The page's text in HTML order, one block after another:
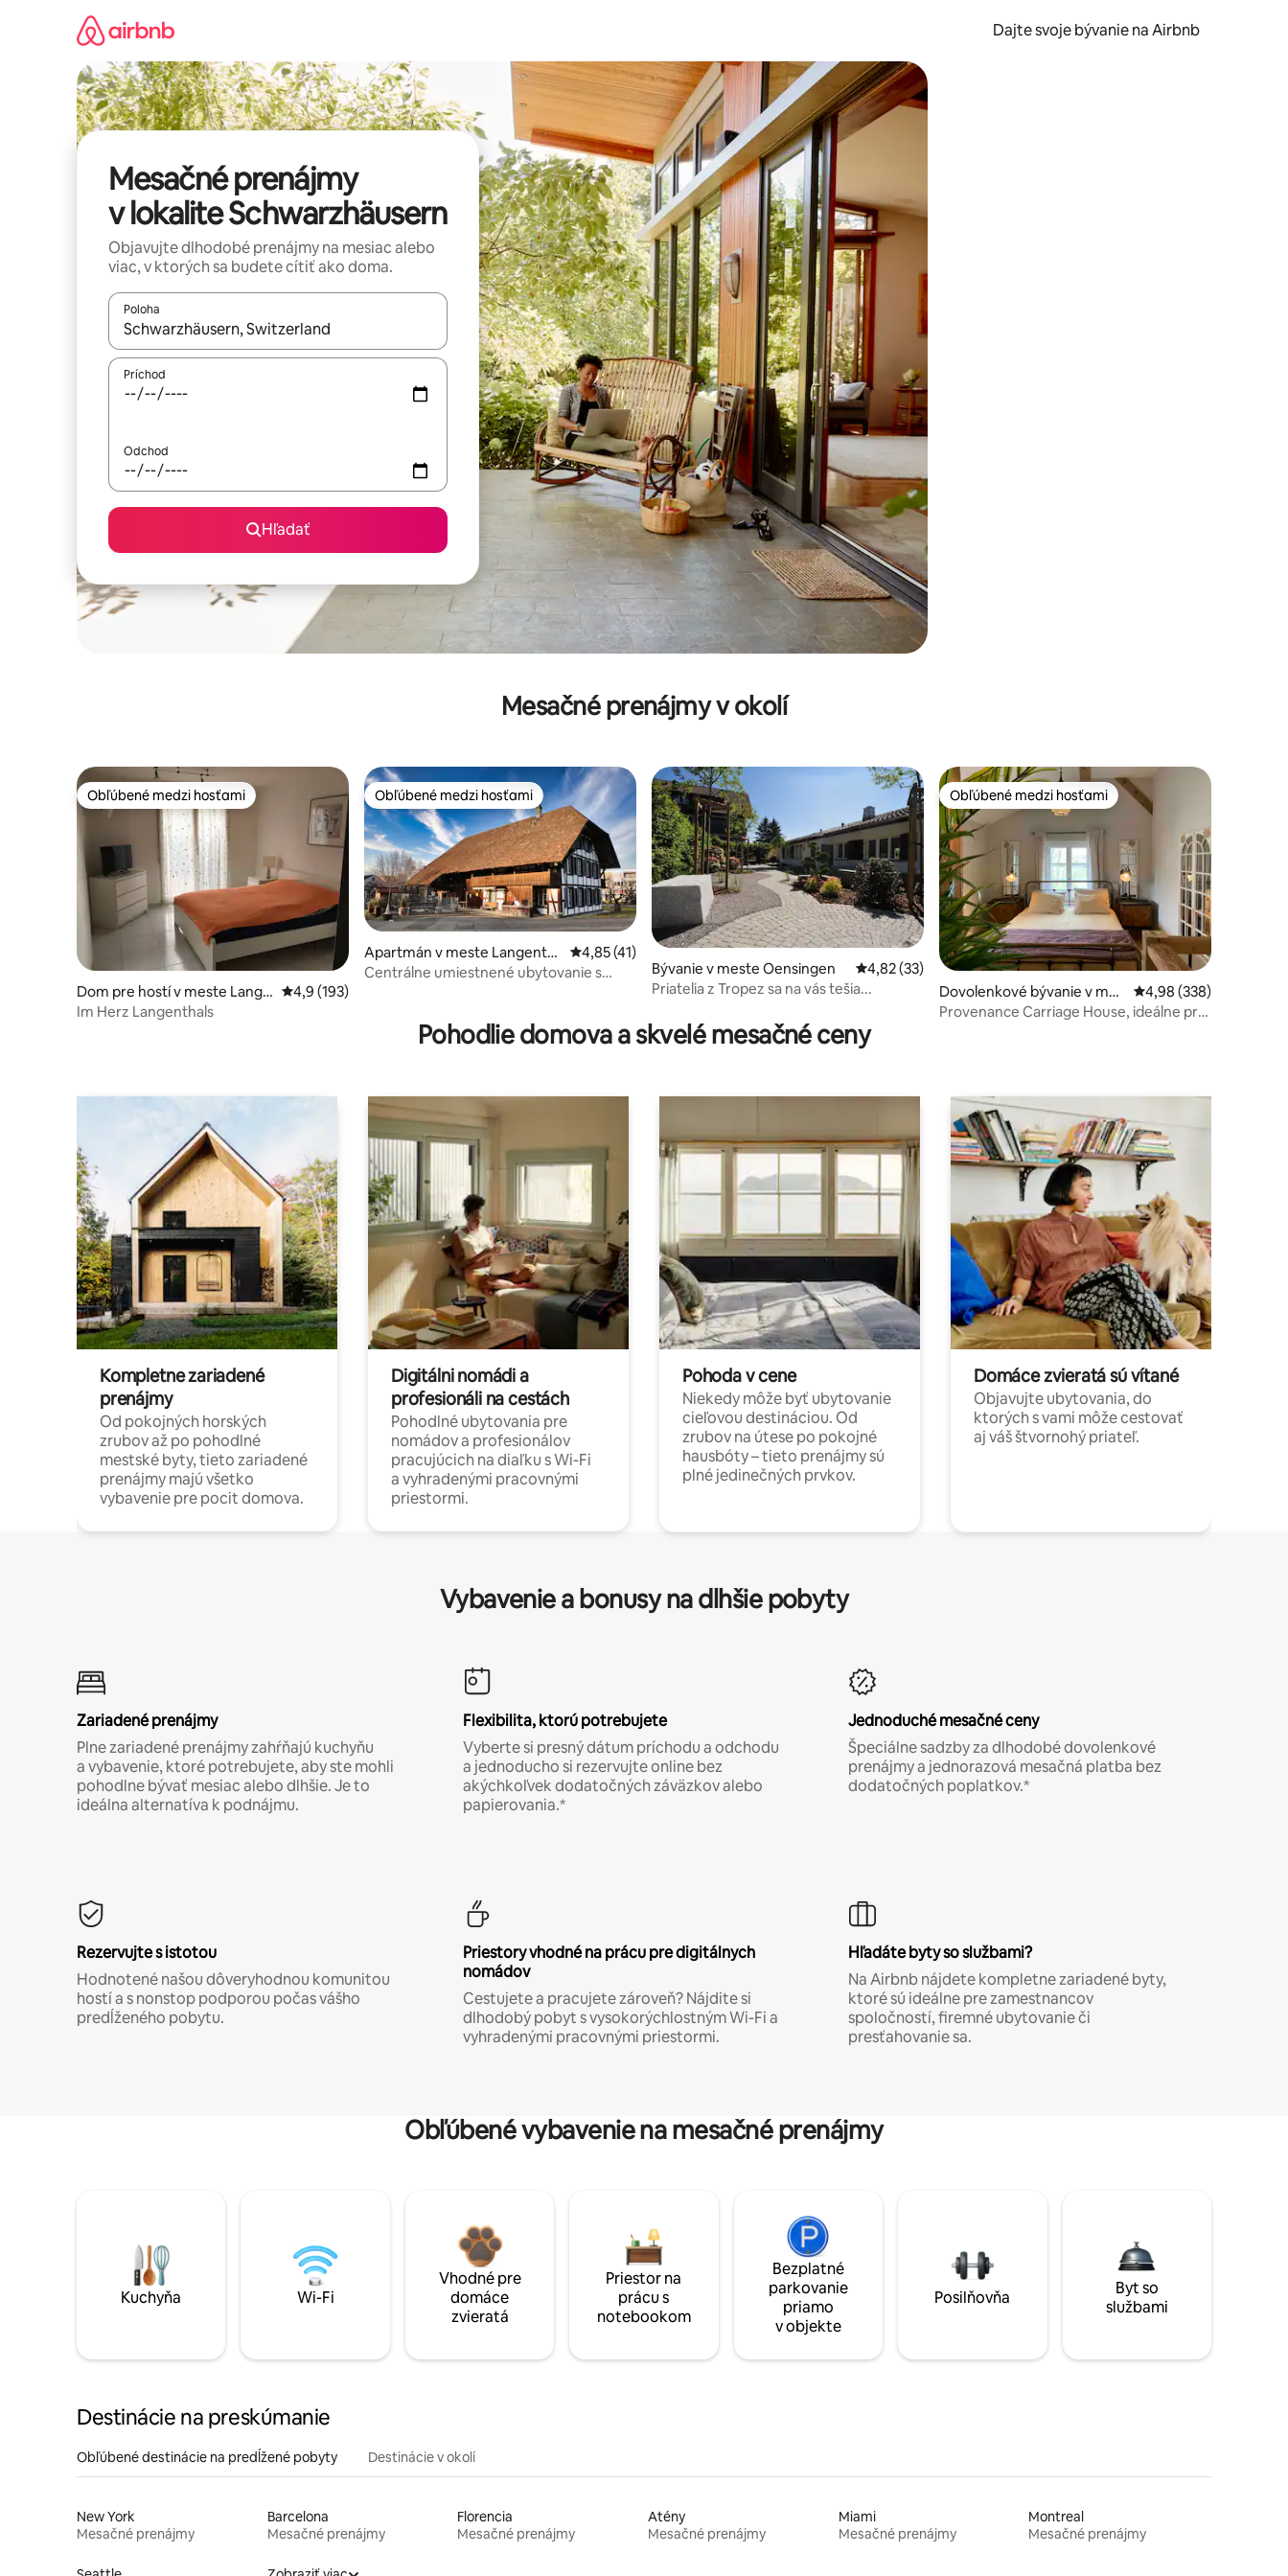
Dajte svoje bývanie na Airbnb
Mesačné prenájmy
v lokalite Schwarzhäusern
Objavujte dlhodobé prenájmy na mesiac alebo
viac, v ktorých sa budete cítiť ako doma.
Poloha
Keď budú výsledky k dispozícii, môžete si ich prechádzať pomocou klávesov so šípkami nahor a nadol alebo ich preskúmať pomocou dotykových gest či potiahnutia prstom.
Príchod
Odchod
Hľadať
Mesačné prenájmy v okolí
Obľúbené medzi hosťami
Obľúbené medzi hosťami
Dom pre hostí v meste Lange
nthal
Priemerné ohodnotenie 4,9 z 5, počet hodnotení: 193
4,9 (193)
Im Herz Langenthals
Obľúbené medzi hosťami
Obľúbené medzi hosťami
Apartmán v meste Langenth
al
Priemerné ohodnotenie 4,85 z 5, počet hodnotení: 41
4,85 (41)
Centrálne umiestnené ubytovanie s
Bývanie v meste Oensingen Priemerné ohodnotenie 4,82 z 5, počet hodnotení: 33
4,82 (33)
Priatelia z Tropez sa na vás tešia...
Obľúbené medzi hosťami
Obľúbené medzi hosťami
Dovolenkové bývanie v mes
te Bollodingen
Priemerné
4,98 (338)
Provenance Carriage House, ideálne pre
Pohodlie domova a skvelé mesačné ceny
Kompletne zariadené
prenájmy
Od pokojných horských
zrubov až po pohodlné
mestské byty, tieto zariadené
prenájmy majú všetko
vybavenie pre pocit domova.
Digitálni nomádi a
profesionáli na cestách
Pohodlné ubytovania pre
nomádov a profesionálov
pracujúcich na diaľku s Wi-Fi
a vyhradenými pracovnými
priestormi.
Pohoda v cene
Niekedy môže byť ubytovanie
cieľovou destináciou. Od
zrubov na útese po pokojné
hausbóty – tieto prenájmy sú
plné jedinečných prvkov.
Domáce zvieratá sú vítané
Objavujte ubytovania, do
ktorých s vami môže cestovať
aj váš štvornohý priateľ.
Vybavenie a bonusy na dlhšie pobyty
Zariadené prenájmy
Plne zariadené prenájmy zahŕňajú kuchyňu
a vybavenie, ktoré potrebujete, aby ste mohli
pohodlne bývať mesiac alebo dlhšie. Je to
ideálna alternatíva k podnájmu.
Flexibilita, ktorú potrebujete
Vyberte si presný dátum príchodu a odchodu
a jednoducho si rezervujte online bez
akýchkoľvek dodatočných záväzkov alebo
papierovania.*
Jednoduché mesačné ceny
Špeciálne sadzby za dlhodobé dovolenkové
prenájmy a jednorazová mesačná platba bez
dodatočných poplatkov.*
Rezervujte s istotou
Hodnotené našou dôveryhodnou komunitou
hostí a s nonstop podporou počas vášho
predĺženého pobytu.
Priestory vhodné na prácu pre digitálnych
nomádov
Cestujete a pracujete zároveň? Nájdite si
dlhodobý pobyt s vysokorýchlostným Wi-Fi a
vyhradenými pracovnými priestormi.
Hľadáte byty so službami?
Na Airbnb nájdete kompletne zariadené byty,
ktoré sú ideálne pre zamestnancov
spoločností, firemné ubytovanie či
presťahovanie sa.
Obľúbené vybavenie na mesačné prenájmy
Kuchyňa Wi-Fi
Vhodné pre
domáce
zvieratá
Priestor na
prácu s
notebookom
Bezplatné
parkovanie
priamo
v objekte
Posilňovňa
Byt so
službami
Destinácie na preskúmanie
Obľúbené destinácie na predĺžené pobyty Destinácie v okolí
New York
Mesačné prenájmy
Barcelona
Mesačné prenájmy
Florencia
Mesačné prenájmy
Atény
Mesačné prenájmy
Miami
Mesačné prenájmy
Montreal
Mesačné prenájmy